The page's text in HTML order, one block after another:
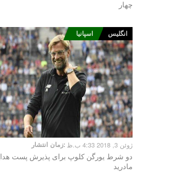
چهار
انگلیس اسپانیا
زمان انتشار: ژوئن 3, 2018 4:33 ب.ظ
دو شرط یورگن کلوپ برای پذیرش پست
مادرید